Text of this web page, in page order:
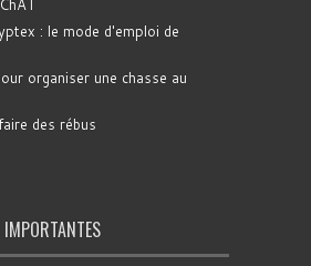
: le mode d'emploi de
organiser une chasse au
des rébus